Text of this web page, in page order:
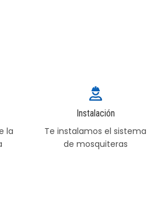
la
Instalación
Te instalamos el sistema
de mosquiteras